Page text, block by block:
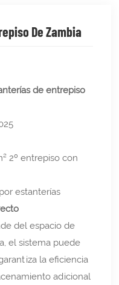
De Zambia
de entrepiso
2º entrepiso con
estanterías
del espacio de
el sistema puede
la eficiencia
adicional